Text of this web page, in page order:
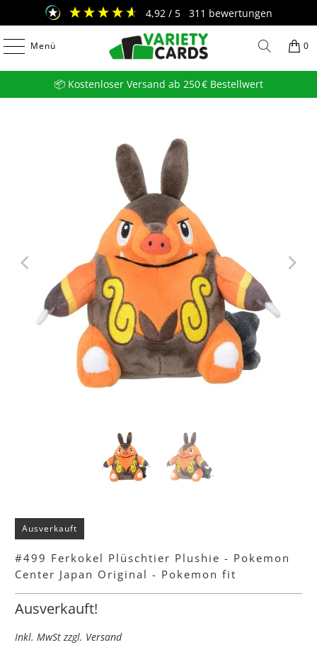
Menü 0
4,92 / 5 311 bewertungen
📦 Kostenloser Versand ab 250 € Bestellwert
Ausverkauft
#499 Ferkokel Plüschtier Plushie - Pokemon
Center Japan Original - Pokemon fit
Ausverkauft!
Inkl. MwSt zzgl. Versand